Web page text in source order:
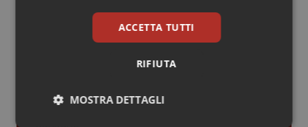
Quotidiano Oncologia
Quotidiano Pediatria
Rene & patologie urogenitali
Cloud sanitario: infrastrutture,
ACCETTA TUTTI
RIFIUTA
MOSTRA DETTAGLI